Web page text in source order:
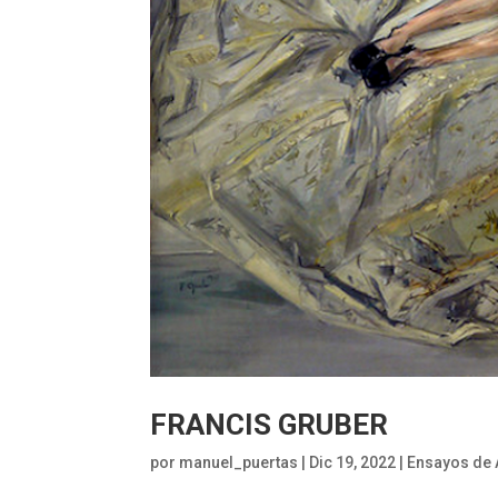
FRANCIS GRUBER
por manuel_puertas Dic 19, 2022| Ensayos de